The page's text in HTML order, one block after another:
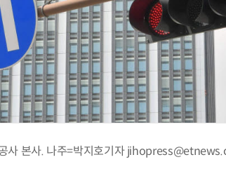
사 본사. 나주=박지호기자